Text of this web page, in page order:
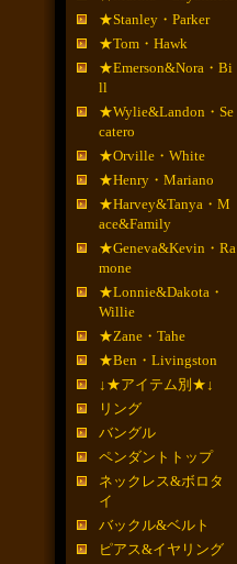
★Stanley・Parker
★Tom・Hawk
★Emerson&Nora・Bi
ll
★Wylie&Landon・Se
catero
★Orville・White
★Henry・Mariano
★Harvey&Tanya・M
ace&Family
★Geneva&Kevin・Ra
mone
★Lonnie&Dakota・
Willie
★Zane・Tahe
★Ben・Livingston
↓★アイテム別★↓
リング
バングル
ペンダントトップ
ネックレス&ボロタ
イ
バックル&ベルト
ピアス&イヤリング